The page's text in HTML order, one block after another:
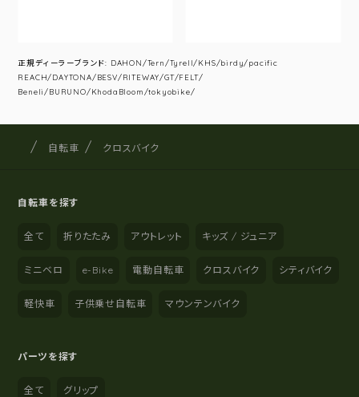
正規ディーラーブランド: DAHON/Tern/Tyrell/KHS/birdy/pacific
REACH/DAYTONA/BESV/RITEWAY/GT/FELT/
Beneli/BURUNO/KhodaBloom/tokyobike/
サイト内の現在地
サイクルショップナカゴヤ
自転車 クロスバイク
自転車を探す
全て 折りたたみ アウトレット キッズ / ジュニア
ミニベロ e-Bike 電動自転車 クロスバイク シティバイク
軽快車 子供乗せ自転車 マウンテンバイク
パーツを探す
全て グリップ